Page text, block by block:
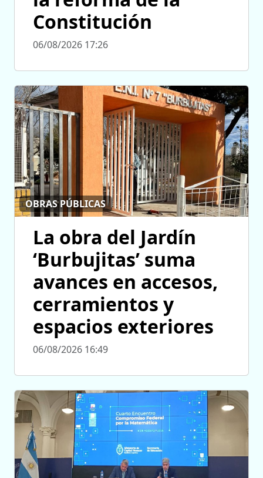
Constitución
06/08/2026 17:26
OBRAS PÚBLICAS
La obra del Jardín
‘Burbujitas’ suma
avances en accesos,
cerramientos y
espacios exteriores
06/08/2026 16:49